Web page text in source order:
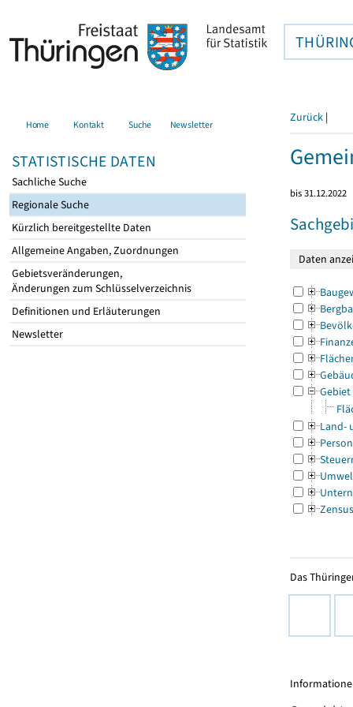
Home Kontakt Suche Newsletter
STATISTISCHE DATEN
Sachliche Suche
Regionale Suche
Kürzlich bereitgestellte Daten
Allgemeine Angaben, Zuordnungen
Gebietsveränderungen,
Änderungen zum Schlüsselverzeichnis
Definitionen und Erläuterungen
Newsletter
Zurück |
bis 31.12.2022
Gebiet
Land-
Zensus
Das